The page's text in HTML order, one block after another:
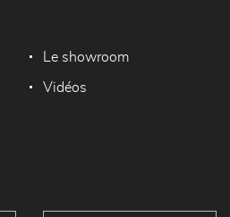
Le showroom
Vidéos